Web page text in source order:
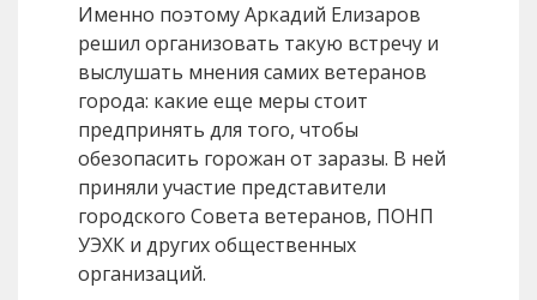
Именно поэтому Аркадий Елизаров
решил организовать такую встречу и
выслушать мнения самих ветеранов
города: какие еще меры стоит
предпринять для того, чтобы
обезопасить горожан от заразы. В ней
приняли участие представители
городского Совета ветеранов, ПОНП
УЭХК и других общественных
организаций.